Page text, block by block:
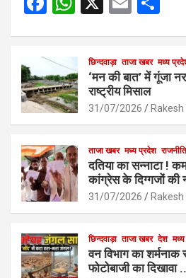
b
o
o
k
s
A
p
p
e
छिन्दवाड़ा ताजा खबर मध्य
‘मन की बात’ में गूंजा
राष्ट्रीय मिसाल
31/07/2026
ताजा खबर मध्य प्रदेश राजनीति
दतिया का सन्नाटा !
कांग्रेस के दिग्गजों की
31/07/2026
छिन्दवाड़ा ताजा खबर देश
वन विभाग का
फोटोबाजी का दिखावा ..